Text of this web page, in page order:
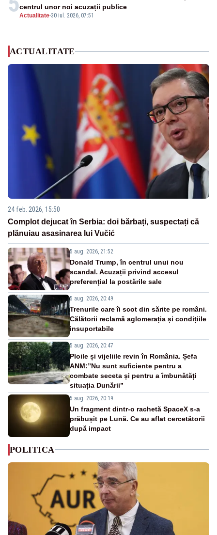
Actualitate-30 iul. 2026, 07:51
centrul unor noi acuzații publice
ACTUALITATE
24 feb. 2026, 15:50
Complot dejucat în Serbia: doi bărbați, suspectați că
plănuiau asasinarea lui Vučić
5 aug. 2026, 21:52
Donald Trump, în centrul unui nou
scandal. Acuzații privind accesul
preferențial la postările sale
5 aug. 2026, 20:49
Trenurile care îi scot din sărite pe români.
Călătorii reclamă aglomerația și condițiile
insuportabile
5 aug. 2026, 20:47
Ploile și vijeliile revin în România. Șefa
ANM:”Nu sunt suficiente pentru a
combate seceta și pentru a îmbunătăți
situația Dunării”
5 aug. 2026, 20:19
Un fragment dintr-o rachetă SpaceX s-a
prăbușit pe Lună. Ce au aflat cercetătorii
după impact
POLITICA